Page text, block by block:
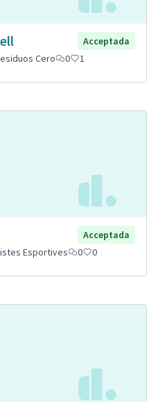
Acceptada
Cero 0 1
Acceptada
Esportives 0 0